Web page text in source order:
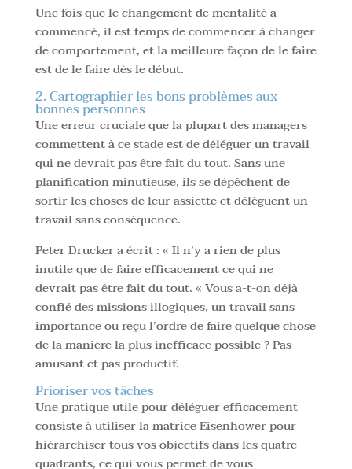
Une fois que le changement de mentalité a
commencé, il est temps de commencer à changer
de comportement, et la meilleure façon de le faire
est de le faire dès le début.
2. Cartographier les bons problèmes aux
bonnes personnes
Une erreur cruciale que la plupart des managers
commettent à ce stade est de déléguer un travail
qui ne devrait pas être fait du tout. Sans une
planification minutieuse, ils se dépêchent de
sortir les choses de leur assiette et délèguent un
travail sans conséquence.
Peter Drucker a écrit : « Il n’y a rien de plus
inutile que de faire efficacement ce qui ne
devrait pas être fait du tout. « Vous a-t-on déjà
confié des missions illogiques, un travail sans
importance ou reçu l’ordre de faire quelque chose
de la manière la plus inefficace possible ? Pas
amusant et pas productif.
Prioriser vos tâches
Une pratique utile pour déléguer efficacement
consiste à utiliser la matrice Eisenhower pour
hiérarchiser tous vos objectifs dans les quatre
quadrants, ce qui vous permet de vous